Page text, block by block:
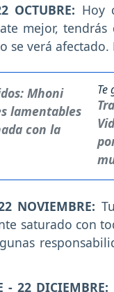
OCTUBRE: Hoy
mejor,
se verá
Te
NOVIEMBRE:
saturado con
- 22 DICIEMBRE: